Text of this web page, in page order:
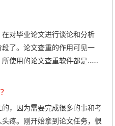
对毕业论文进行谈论和分析
了。论文查重的作用可见一
使用的论文查重软件都是……
，因为需要完成很多的事和考
疼。刚开始拿到论文任务，很